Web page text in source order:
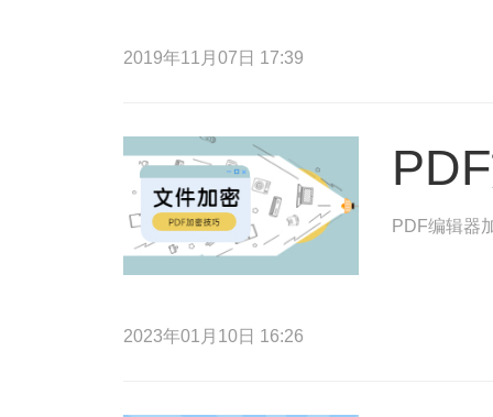
2019年11月07日 17:39
PDF编辑器
2023年01月10日 16:26